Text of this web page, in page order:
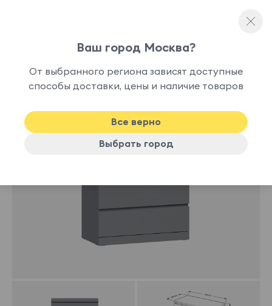
Ваш город Москва?
От выбранного региона зависят доступные
способы доставки, цены и наличие товаров
Все верно
Выбрать город